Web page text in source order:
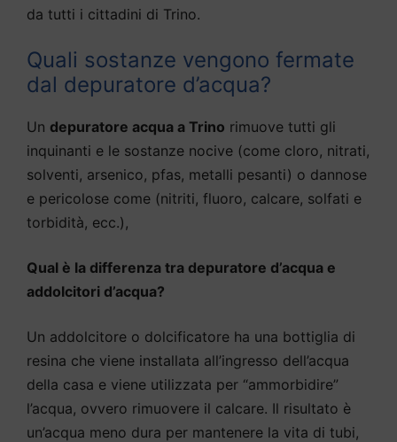
da tutti i cittadini di Trino.
Quali sostanze vengono fermate
dal depuratore d’acqua?
Un depuratore acqua a Trino rimuove tutti gli
inquinanti e le sostanze nocive (come cloro, nitrati,
solventi, arsenico, pfas, metalli pesanti) o dannose
e pericolose come (nitriti, fluoro, calcare, solfati e
torbidità, ecc.),
Qual è la differenza tra depuratore d’acqua e
addolcitori d’acqua?
Un addolcitore o dolcificatore ha una bottiglia di
resina che viene installata all’ingresso dell’acqua
della casa e viene utilizzata per “ammorbidire”
l’acqua, ovvero rimuovere il calcare. Il risultato è
un’acqua meno dura per mantenere la vita di tubi,